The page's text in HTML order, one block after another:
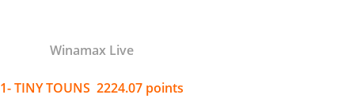
Winamax Live
1- TINY TOUNS 2224.07 points